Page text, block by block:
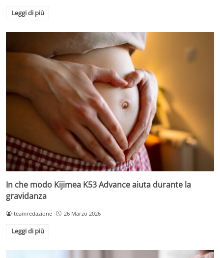
Leggi di più
In che modo Kijimea K53 Advance aiuta durante la
gravidanza
teamredazione 26 Marzo 2026
Leggi di più